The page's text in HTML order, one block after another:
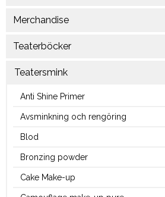
Merchandise
Teaterböcker
Teatersmink
Anti Shine Primer
Avsminkning och rengöring
Blod
Bronzing powder
Cake Make-up